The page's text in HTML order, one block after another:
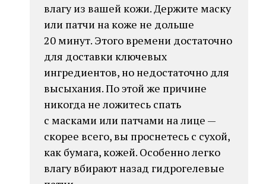
влагу из вашей кожи. Держите маску
или патчи на коже не дольше
20 минут. Этого времени достаточно
для доставки ключевых
ингредиентов, но недостаточно для
высыхания. По этой же причине
никогда не ложитесь спать
с масками или патчами на лице —
скорее всего, вы проснетесь с сухой,
как бумага, кожей. Особенно легко
влагу вбирают назад гидрогелевые